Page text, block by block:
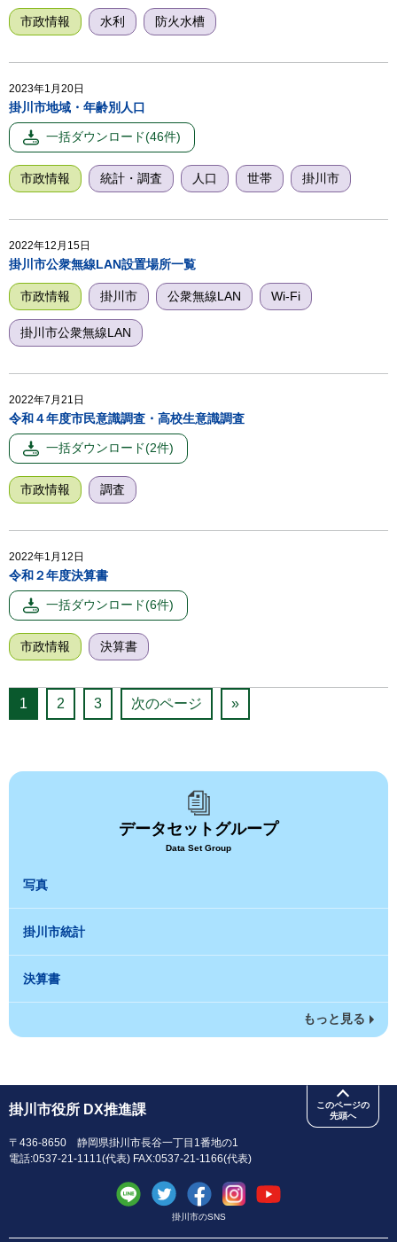
市政情報 水利 防火水槽
2023年1月20日
掛川市地域・年齢別人口
市政情報 統計・調査 人口 世帯 掛川市
2022年12月15日
掛川市公衆無線LAN設置場所一覧
市政情報 掛川市 公衆無線LAN Wi-Fi
掛川市公衆無線LAN
2022年7月21日
令和４年度市民意識調査・高校生意識調査
市政情報 調査
2022年1月12日
令和２年度決算書
市政情報 決算書
1 2 3 次のページ »
データセットグループ
Data Set Group
写真
掛川市統計
決算書
もっと見る
このページの
先頭へ
掛川市役所 DX推進課
〒436-8650 静岡県掛川市長谷一丁目1番地の1
電話:0537-21-1111(代表) FAX:0537-21-1166(代表)
掛川市のSNS